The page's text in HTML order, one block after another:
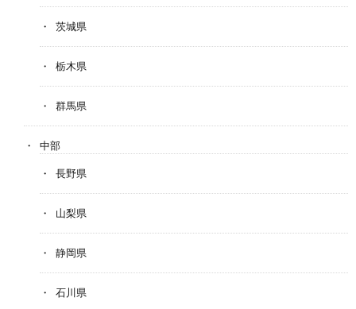
茨城県
栃木県
群馬県
中部
長野県
山梨県
静岡県
石川県